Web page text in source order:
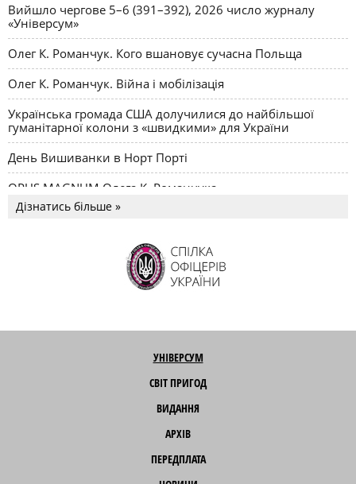
Вийшло чергове 5–6 (391–392), 2026 число журналу
«Універсум»
Олег К. Романчук. Кого вшановує сучасна Польща
Олег К. Романчук. Війна і мобілізація
Українська громада США долучилися до найбільшої
гуманітарної колони з «швидкими» для України
День Вишиванки в Норт Порті
OPUS MAGNUM Олега К. Романчука
Дізнатись більше »
УНІВЕРСУМ
СВІТ ПРИГОД
ВИДАННЯ
АРХІВ
ПЕРЕДПЛАТА